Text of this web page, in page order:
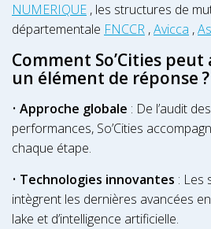
NUMERIQUE , les structures de
départementale FNCCR ,Avicca ,
Comment So’Cities
un élément de réponse ?
• Approche globale : De l’audit
performances, So’Cities
chaque étape.
• Technologies innovantes : Les
intègrent les dernières avancées
lake et d’intelligence artificielle.